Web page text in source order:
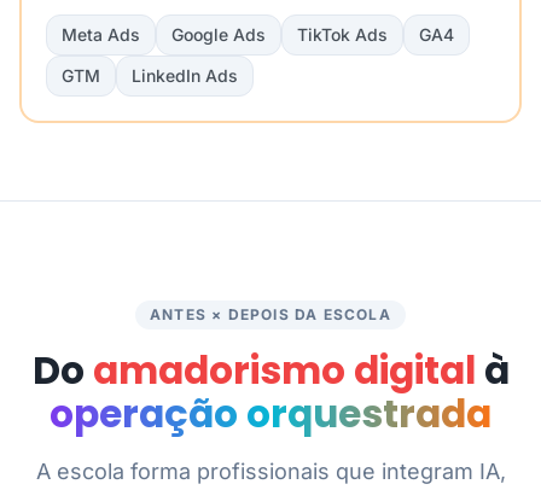
Meta Ads Google Ads TikTok Ads
GA4
GTM
LinkedIn Ads
ANTES × DEPOIS DA ESCOLA
Do amadorismo digital à
operação orquestrada
A escola forma profissionais que integram IA,